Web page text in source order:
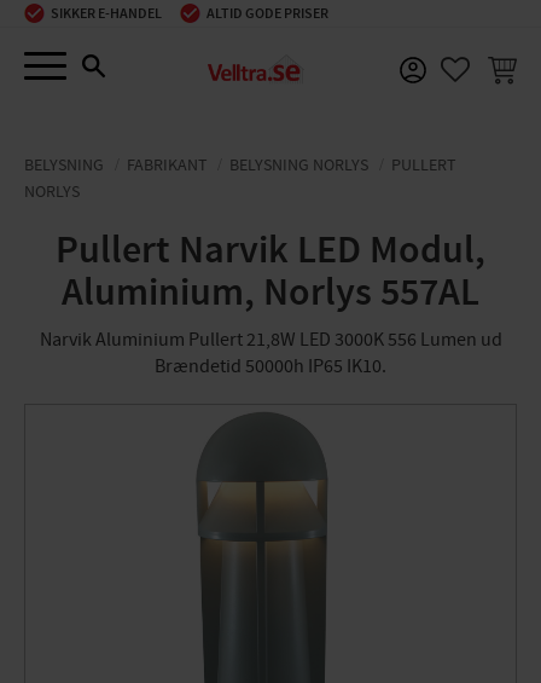
Menu
SIKKER E-HANDEL ALTID GODE PRISER
BELYSNING FABRIKANT BELYSNING NORLYS
PULLERT
NORLYS
Pullert Narvik LED Modul,
Aluminium, Norlys 557AL
Narvik Aluminium Pullert 21,8W LED 3000K 556 Lumen ud
Brændetid 50000h IP65 IK10.